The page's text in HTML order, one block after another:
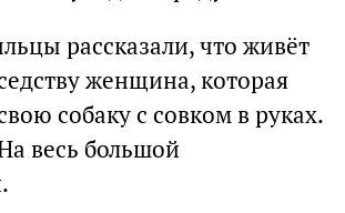
рассказали, что живёт
женщина, которая
собаку с совком в руках.
весь большой